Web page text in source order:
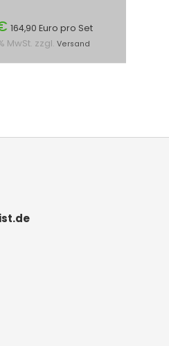
164,90 Euro pro Set
MwSt. zzgl. Versand